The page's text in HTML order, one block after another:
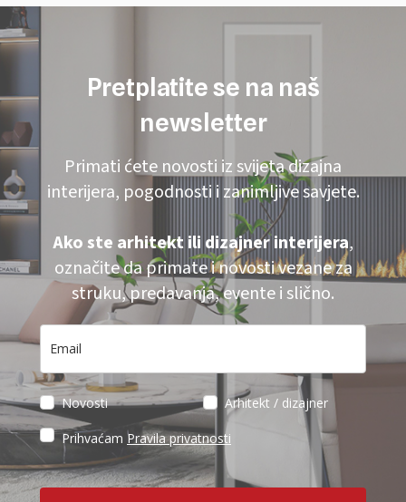
Pretplatite se na naš
newsletter
Primati ćete novosti iz svijeta dizajna
interijera, pogodnosti i zanimljive savjete.
Ako ste arhitekt ili dizajner interijera,
označite da primate i novosti vezane za
struku, predavanja, evente i slično.
Novosti Arhitekt / dizajner
Prihvaćam Pravila privatnosti